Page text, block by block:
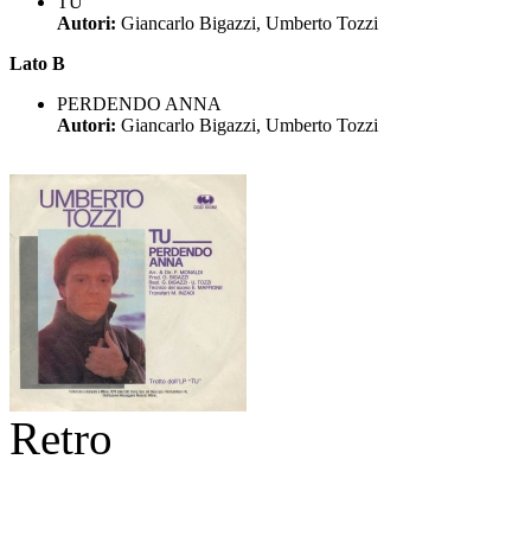
Autori: Giancarlo Bigazzi, Umberto Tozzi
Lato B
PERDENDO ANNA
Autori: Giancarlo Bigazzi, Umberto Tozzi
Retro